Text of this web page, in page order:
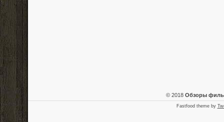
© 2018 Обзоры
Fastfood theme by